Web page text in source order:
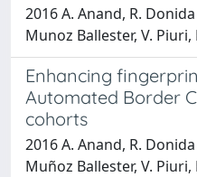
2016 A. Anand, R.
Munoz Ballester, V. Piuri,
Enhancing
Automated Border
cohorts
2016 A. Anand, R.
Muñoz Ballester, V. Piuri,